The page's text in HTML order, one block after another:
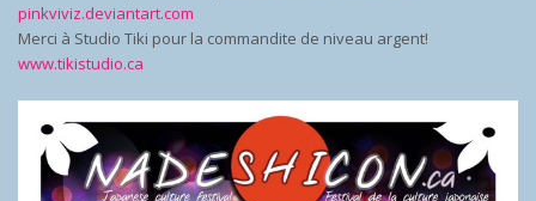
pinkviviz.deviantart.com
Merci à Studio Tiki pour la commandite de niveau argent!
www.tikistudio.ca